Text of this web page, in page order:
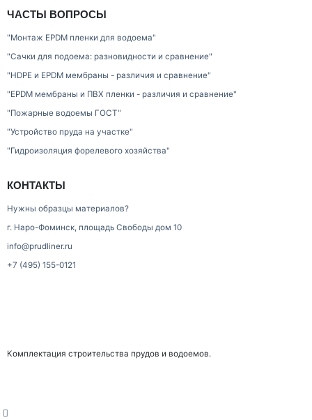
ЧАСТЫ ВОПРОСЫ
"Монтаж EPDM пленки для водоема"
"Сачки для подоема: разновидности и сравнение"
"HDPE и EPDM мембраны - различия и сравнение"
"EPDM мембраны и ПВХ пленки - различия и сравнение"
"Пожарные водоемы ГОСТ"
"Устройство пруда на участке"
"Гидроизоляция форелевого хозяйства"
КОНТАКТЫ
Нужны образцы материалов?
г. Наро-Фоминск, площадь Свободы дом 10
info@prudliner.ru
+7 (495) 155-0121
Комплектация строительства прудов и водоемов.